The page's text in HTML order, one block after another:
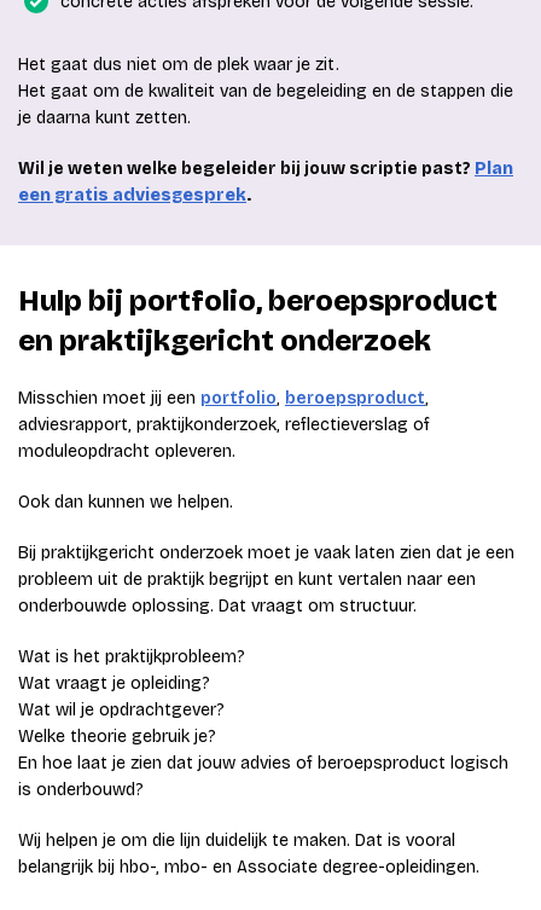
Het gaat dus niet om de plek waar je zit.
Het gaat om de kwaliteit van de begeleiding en de stappen die
je daarna kunt zetten.
Wil je weten welke begeleider bij jouw scriptie past? Plan
een gratis adviesgesprek.
Hulp bij portfolio, beroepsproduct
en praktijkgericht onderzoek
Misschien moet jij een portfolio, beroepsproduct,
adviesrapport, praktijkonderzoek, reflectieverslag of
moduleopdracht opleveren.
Ook dan kunnen we helpen.
Bij praktijkgericht onderzoek moet je vaak laten zien dat je een
probleem uit de praktijk begrijpt en kunt vertalen naar een
onderbouwde oplossing. Dat vraagt om structuur.
Wat is het praktijkprobleem?
Wat vraagt je opleiding?
Wat wil je opdrachtgever?
Welke theorie gebruik je?
En hoe laat je zien dat jouw advies of beroepsproduct logisch
is onderbouwd?
Wij helpen je om die lijn duidelijk te maken. Dat is vooral
belangrijk bij hbo-, mbo- en Associate degree-opleidingen.